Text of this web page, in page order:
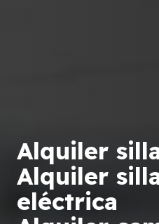
Alquiler
Alquiler
eléctrica